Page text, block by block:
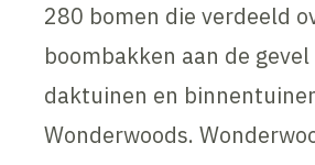
280 bomen die verdeeld
boombakken aan de
daktuinen en
Wonderwoods.